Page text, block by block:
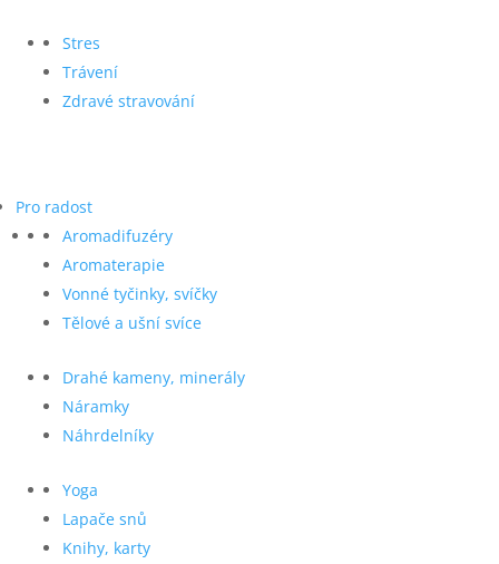
Stres
Trávení
Zdravé stravování
Pro radost
Aromadifuzéry
Aromaterapie
Vonné tyčinky, svíčky
Tělové a ušní svíce
Drahé kameny, minerály
Náramky
Náhrdelníky
Yoga
Lapače snů
Knihy, karty